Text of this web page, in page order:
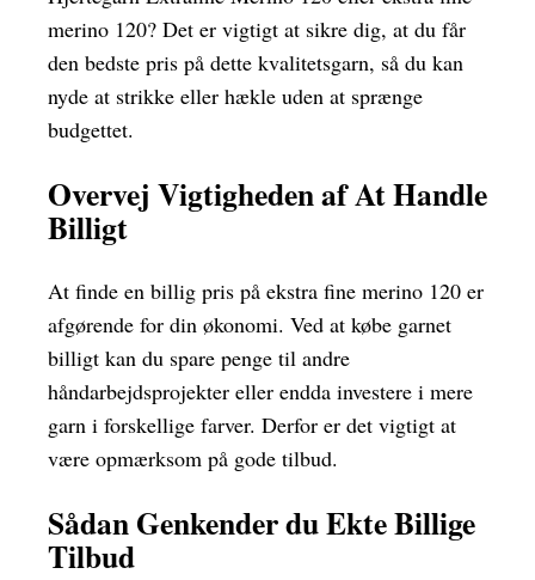
merino 120? Det er vigtigt at sikre dig, at du får
den bedste pris på dette kvalitetsgarn, så du kan
nyde at strikke eller hækle uden at sprænge
budgettet.
Overvej Vigtigheden af At Handle
Billigt
At finde en billig pris på ekstra fine merino 120 er
afgørende for din økonomi. Ved at købe garnet
billigt kan du spare penge til andre
håndarbejdsprojekter eller endda investere i mere
garn i forskellige farver. Derfor er det vigtigt at
være opmærksom på gode tilbud.
Sådan Genkender du Ekte Billige
Tilbud